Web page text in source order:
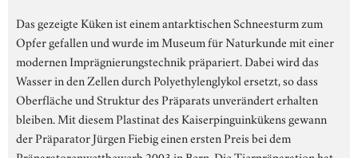
Das gezeigte Küken ist einem antarktischen Schneesturm zum
Opfer gefallen und wurde im Museum für Naturkunde mit einer
modernen Imprägnierungstechnik präpariert. Dabei wird das
Wasser in den Zellen durch Polyethylenglykol ersetzt, so dass
Oberfläche und Struktur des Präparats unverändert erhalten
bleiben. Mit diesem Plastinat des Kaiserpinguinkükens gewann
der Präparator Jürgen Fiebig einen ersten Preis bei dem